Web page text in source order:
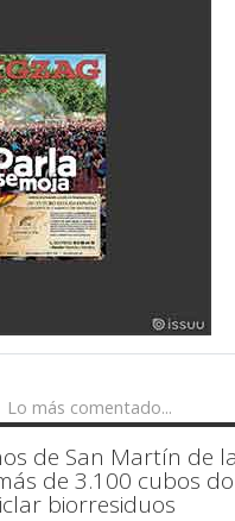
Lo más comentado...
de San Martín de
de 3.100 cubos
biorresiduos